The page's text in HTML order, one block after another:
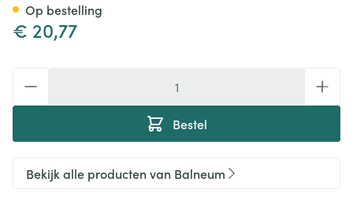
€ 20,77
Bestel
Op bestelling
Bekijk alle producten van Balneum